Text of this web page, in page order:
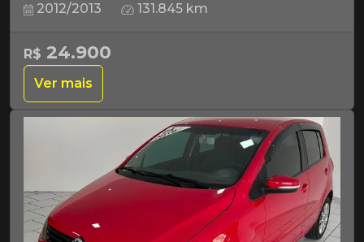
2012/2013 131.845 km
R$ 24.900
Ver mais